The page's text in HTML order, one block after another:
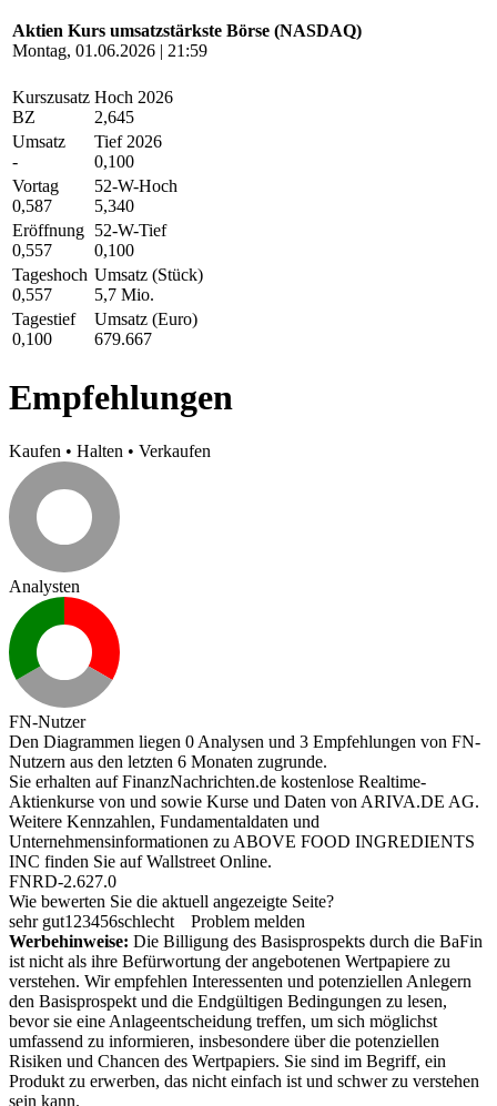
Aktien Kurs umsatzstärkste Börse (NASDAQ)
Montag, 01.06.2026 | 21:59
Kurszusatz
BZ
Hoch 2026
2,645
Umsatz
-
Tief 2026
0,100
Vortag
0,587
52-W-Hoch
5,340
Eröffnung
0,557
52-W-Tief
0,100
Tageshoch
0,557
Umsatz (Stück)
5,7 Mio.
Tagestief
0,100
Umsatz (Euro)
679.667
Empfehlungen
Kaufen • Halten • Verkaufen
Analysten
FN-Nutzer
Den Diagrammen liegen 0 Analysen und 3 Empfehlungen von FN-
Nutzern aus den letzten 6 Monaten zugrunde.
Sie erhalten auf FinanzNachrichten.de kostenlose Realtime-
Aktienkurse von und sowie Kurse und Daten von ARIVA.DE AG.
Weitere Kennzahlen, Fundamentaldaten und
Unternehmensinformationen zu ABOVE FOOD INGREDIENTS
INC finden Sie aufWallstreet Online.
FNRD-2.627.0
Wie bewerten Sie die aktuell angezeigte Seite?
sehr gut1 23456schlecht
Problem melden
Werbehinweise: Die Billigung des Basisprospekts durch die BaFin
ist nicht als ihre Befürwortung der angebotenen Wertpapiere zu
verstehen. Wir empfehlen Interessenten und potenziellen Anlegern
den Basisprospekt und die Endgültigen Bedingungen zu lesen,
bevor sie eine Anlageentscheidung treffen, um sich möglichst
umfassend zu informieren, insbesondere über die potenziellen
Risiken und Chancen des Wertpapiers. Sie sind im Begriff, ein
Produkt zu erwerben, das nicht einfach ist und schwer zu verstehen
sein kann.